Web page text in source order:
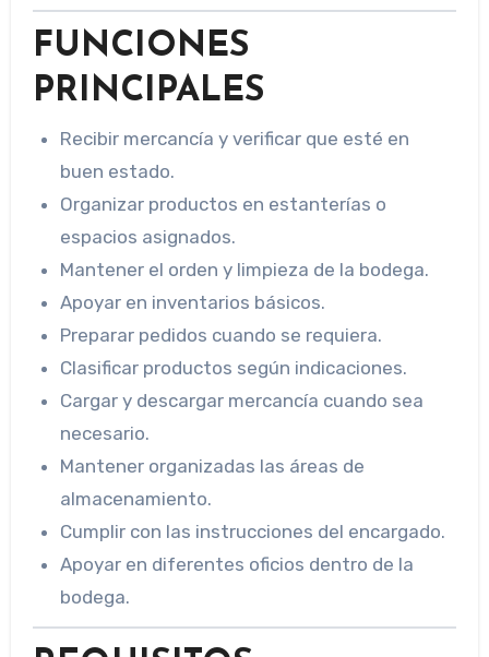
FUNCIONES
PRINCIPALES
Recibir mercancía y verificar que esté en
buen estado.
Organizar productos en estanterías o
espacios asignados.
Mantener el orden y limpieza de la bodega.
Apoyar en inventarios básicos.
Preparar pedidos cuando se requiera.
Clasificar productos según indicaciones.
Cargar y descargar mercancía cuando sea
necesario.
Mantener organizadas las áreas de
almacenamiento.
Cumplir con las instrucciones del encargado.
Apoyar en diferentes oficios dentro de la
bodega.